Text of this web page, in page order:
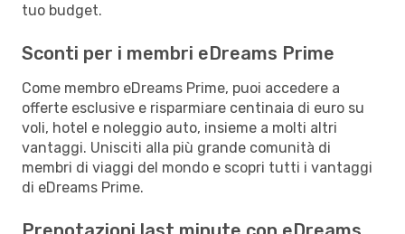
tuo budget.
Sconti per i membri eDreams Prime
Come membro eDreams Prime, puoi accedere a
offerte esclusive e risparmiare centinaia di euro su
voli, hotel e noleggio auto, insieme a molti altri
vantaggi. Unisciti alla più grande comunità di
membri di viaggi del mondo e scopri tutti i vantaggi
di eDreams Prime.